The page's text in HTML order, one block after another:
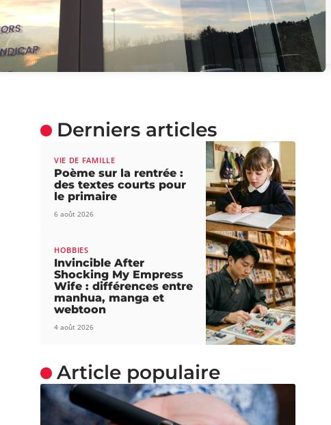
Derniers articles
VIE DE FAMILLE
Poème sur la rentrée :
des textes courts pour
le primaire
6 août 2026
HOBBIES
Invincible After
Shocking My Empress
Wife : différences entre
manhua, manga et
webtoon
4 août 2026
Article populaire